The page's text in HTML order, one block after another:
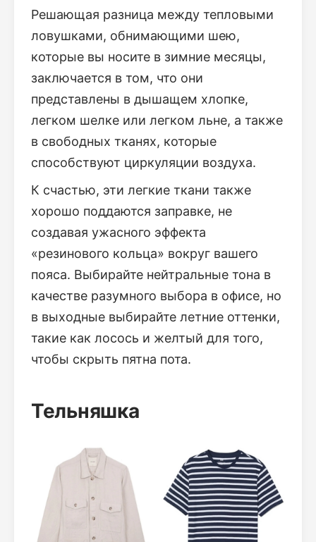
Решающая разница между тепловыми
ловушками, обнимающими шею,
которые вы носите в зимние месяцы,
заключается в том, что они
представлены в дышащем хлопке,
легком шелке или легком льне, а также
в свободных тканях, которые
способствуют циркуляции воздуха.
К счастью, эти легкие ткани также
хорошо поддаются заправке, не
создавая ужасного эффекта
«резинового кольца» вокруг вашего
пояса. Выбирайте нейтральные тона в
качестве разумного выбора в офисе, но
в выходные выбирайте летние оттенки,
такие как лосось и желтый для того,
чтобы скрыть пятна пота.
Тельняшка